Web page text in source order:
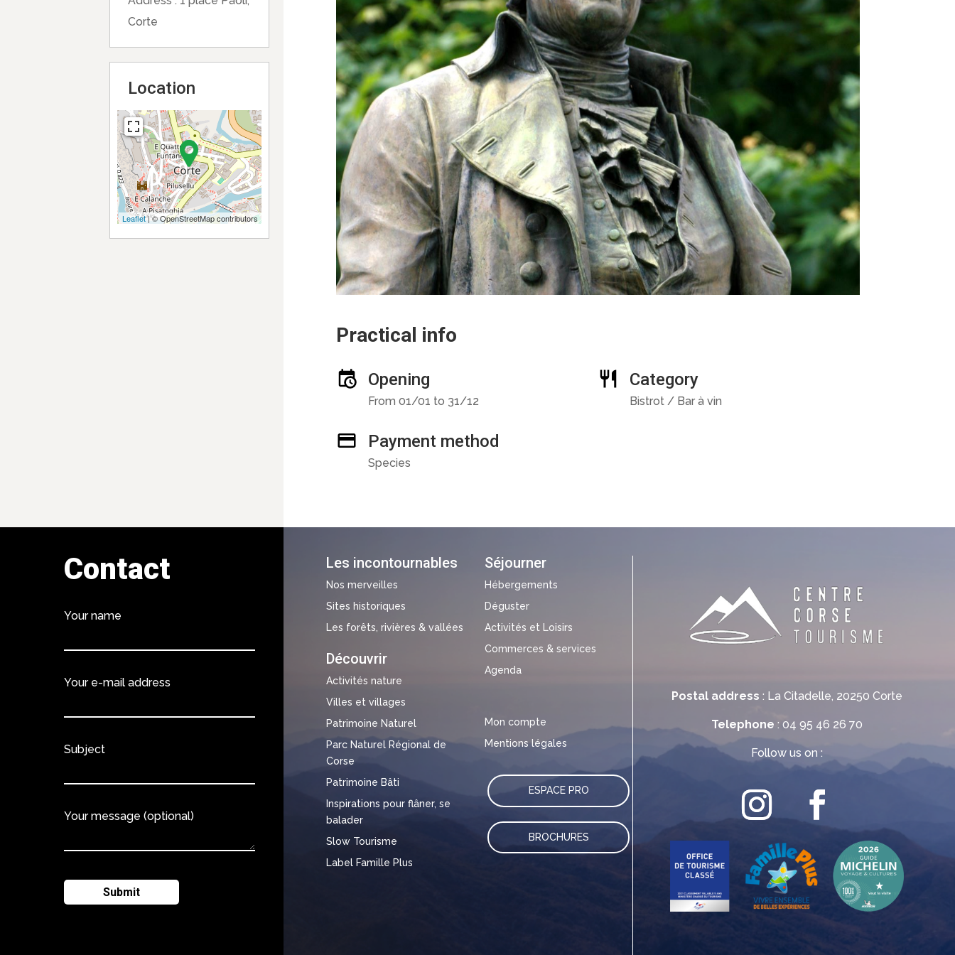
Corte
Location
Leaflet| © OpenStreetMap contributors
Practical info
Opening
From 01/01 to 31/12
Category
Bistrot / Bar à vin
Payment method
Species
Postal address : La Citadelle, 20250 Corte
Telephone : 04 95 46 26 70
Follow us on :
Les incontournables
Nos merveilles
Sites historiques
Les forêts, rivières & vallées
Découvrir
Activités nature
Villes et villages
Patrimoine Naturel
Parc Naturel Régional de
Corse
Patrimoine Bâti
Inspirations pour flâner, se
balader
Slow Tourisme
Label Famille Plus
Séjourner
Hébergements
Déguster
Activités et Loisirs
Commerces & services
Agenda
Mon compte
Mentions légales
ESPACE PRO
BROCHURES
Contact
Your name
Your e-mail address
Subject
Your message (optional)